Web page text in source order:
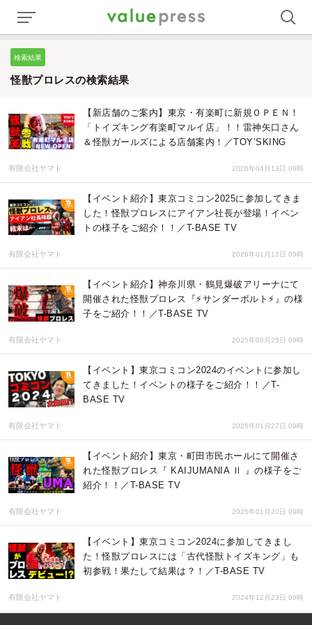
検索結果
怪獣プロレスの検索結果
【新店舗のご案内】東京・有楽町に新規ＯＰＥＮ！
「トイズキング有楽町マルイ店」！！雷神矢口さん
＆怪獣ガールズによる店舗案内！／TOY’SKING
有限会社ヤマト 2026年04月13日 09時
【イベント紹介】東京コミコン2025に参加してきま
した！怪獣プロレスにアイアン社長が登場！イベン
トの様子をご紹介！！／T-BASE TV
有限会社ヤマト 2026年01月12日 09時
【イベント紹介】神奈川県・鶴見爆破アリーナにて
開催された怪獣プロレス『⚡️サンダーボルト⚡️』の様
子をご紹介！！／T-BASE TV
有限会社ヤマト 2025年08月25日 09時
【イベント】東京コミコン2024のイベントに参加し
てきました！イベントの様子をご紹介！！／T-
BASE TV
有限会社ヤマト 2025年01月27日 09時
【イベント紹介】東京・町田市民ホールにて開催さ
れた怪獣プロレス『 KAIJUMANIA Ⅱ 』の様子をご
紹介！！／T-BASE TV
有限会社ヤマト 2025年01月20日 09時
【イベント】東京コミコン2024に参加してきまし
た！怪獣プロレスには「古代怪獣トイズキング」も
初参戦！果たして結果は？！／T-BASE TV
有限会社ヤマト 2024年12月23日 09時